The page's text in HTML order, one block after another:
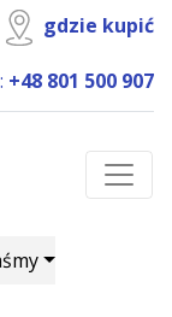
gdzie kupić
+48 801 500 907